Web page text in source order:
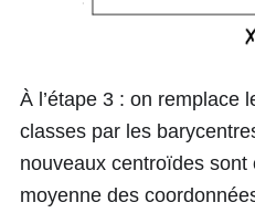
À l’étape 3 : on remplace
classes par les
nouveaux centroïdes
moyenne des